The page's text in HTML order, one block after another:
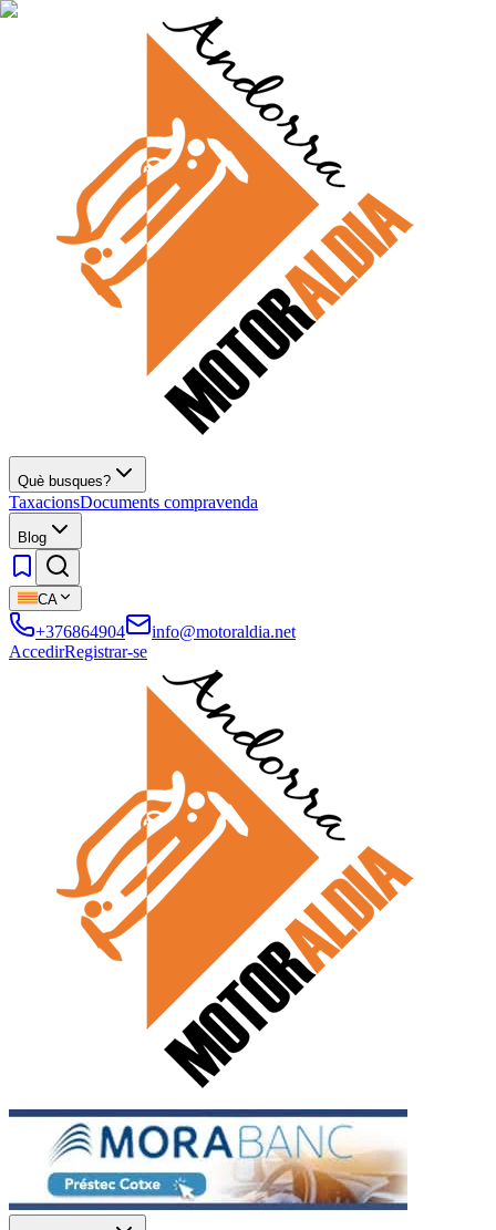
Què busques?
TaxacionsDocuments compravenda
Blog
CA
+376864904
info@motoraldia.net
AccedirRegistrar-se